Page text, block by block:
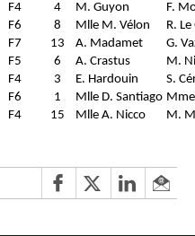
F4 4 M. Guyon
F.
F6 8 Mlle M. Vélon
R. Le
F7 13 A. Madamet
G.
F5 6 A. Crastus
M.
F4 3 E. Hardouin
S.
F6 1 Mlle D. Santiago
F4 15 Mlle A. Nicco M.